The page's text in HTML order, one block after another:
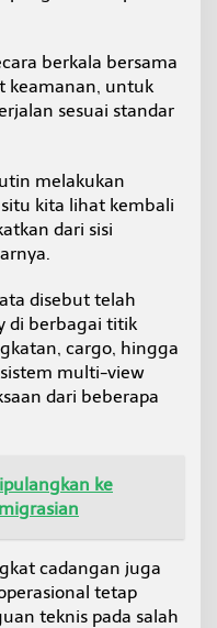
berkala bersama
keamanan, untuk
sesuai standar
melakukan
kita lihat kembali
dari sisi
disebut telah
di berbagai titik
cargo, hingga
multi-view
dari beberapa
ke
cadangan juga
tetap
teknis pada salah